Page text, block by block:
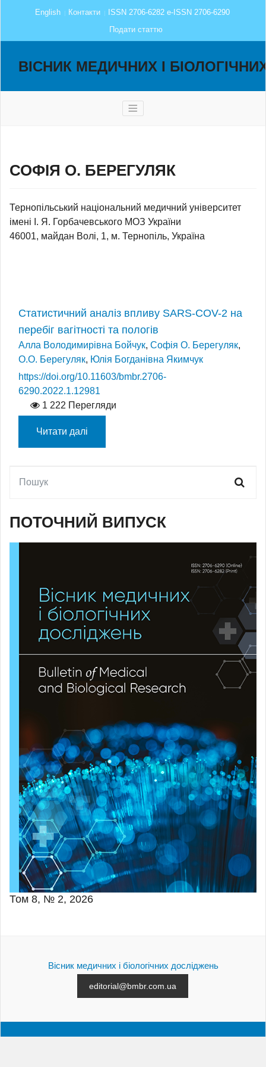
English Контакти
ISSN 2706-6282 e-ISSN 2706-6290
Подати статтю
ВІСНИК МЕДИЧНИХ І
СОФІЯ О. БЕРЕГУЛЯК
Тернопільський національний медичний університет
імені І. Я. Горбачевського МОЗ України
46001, майдан Волі, 1, м. Тернопіль, Україна
Статистичний аналіз впливу SARS-CОV-2 на
перебіг вагітності та пологів
Алла Володимирівна Бойчук, Софія О. Берегуляк,
О.О. Берегуляк, Юлія Богданівна Якимчук
https://doi.org/10.11603/bmbr.2706-
6290.2022.1.12981
1 222 Перегляди
Читати далі
ПОТОЧНИЙ ВИПУСК
Том 8, № 2, 2026
Вісник медичних і біологічних досліджень
editorial@bmbr.com.ua